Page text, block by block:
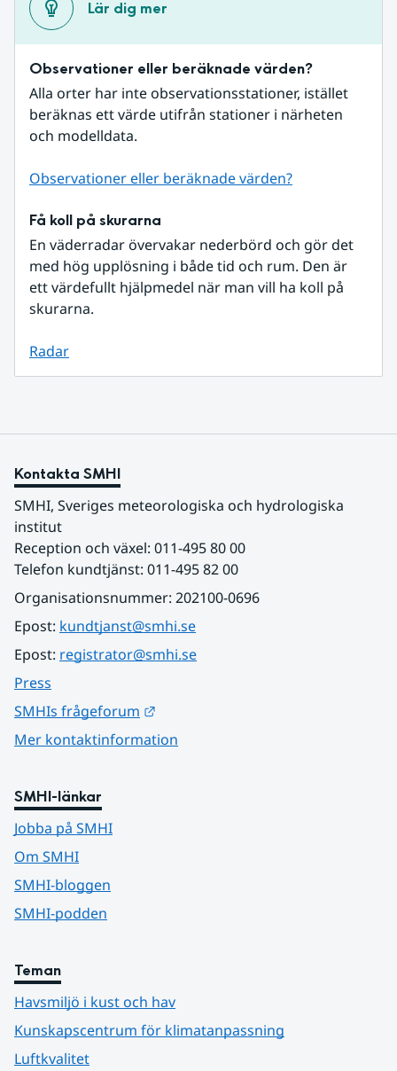
Lär dig mer
Observationer eller beräknade värden?
Alla orter har inte observationsstationer, istället
beräknas ett värde utifrån stationer i närheten
och modelldata.
Observationer eller beräknade värden?
Få koll på skurarna
En väderradar övervakar nederbörd och gör det
med hög upplösning i både tid och rum. Den är
ett värdefullt hjälpmedel när man vill ha koll på
skurarna.
Radar
Kontakta SMHI
SMHI, Sveriges meteorologiska och hydrologiska
institut
Reception och växel: 011-495 80 00
Telefon kundtjänst: 011-495 82 00
Organisationsnummer: 202100-0696
Epost: kundtjanst@smhi.se
Epost: registrator@smhi.se
Press
SMHIs frågeforum
Mer kontaktinformation
SMHI-länkar
Jobba på SMHI
Om SMHI
SMHI-bloggen
SMHI-podden
Teman
Havsmiljö i kust och hav
Kunskapscentrum för klimatanpassning
Luftkvalitet